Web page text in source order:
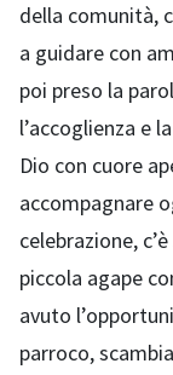
della comunità,
a guidare con
poi preso la
l’accoglienza e
Dio con cuore
accompagnare
celebrazione,
piccola agape
avuto
parroco,